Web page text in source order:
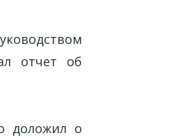
отчет об
доложил о